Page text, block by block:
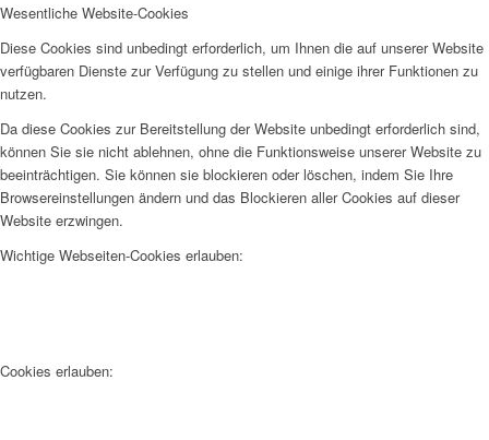
Wesentliche Website-Cookies
Diese Cookies sind unbedingt erforderlich, um Ihnen die auf unserer Website
verfügbaren Dienste zur Verfügung zu stellen und einige ihrer Funktionen zu
nutzen.
Da diese Cookies zur Bereitstellung der Website unbedingt erforderlich sind,
können Sie sie nicht ablehnen, ohne die Funktionsweise unserer Website zu
beeinträchtigen. Sie können sie blockieren oder löschen, indem Sie Ihre
Browsereinstellungen ändern und das Blockieren aller Cookies auf dieser
Website erzwingen.
Wichtige Webseiten-Cookies erlauben:
Cookies erlauben: